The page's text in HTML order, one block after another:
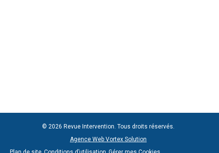
© 2026 Revue Intervention. Tous droits réservés.
Agence Web Vortex Solution